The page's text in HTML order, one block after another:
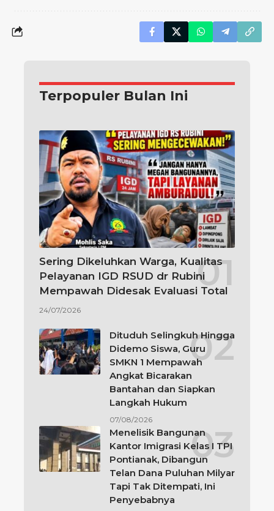
Terpopuler Bulan Ini
Sering Dikeluhkan Warga, Kualitas
Pelayanan IGD RSUD dr Rubini
Mempawah Didesak Evaluasi Total
24/07/2026
Dituduh Selingkuh Hingga
Didemo Siswa, Guru
SMKN 1 Mempawah
Angkat Bicarakan
Bantahan dan Siapkan
Langkah Hukum
07/08/2026
Menelisik Bangunan
Kantor Imigrasi Kelas I TPI
Pontianak, Dibangun
Telan Dana Puluhan Milyar
Tapi Tak Ditempati, Ini
Penyebabnya